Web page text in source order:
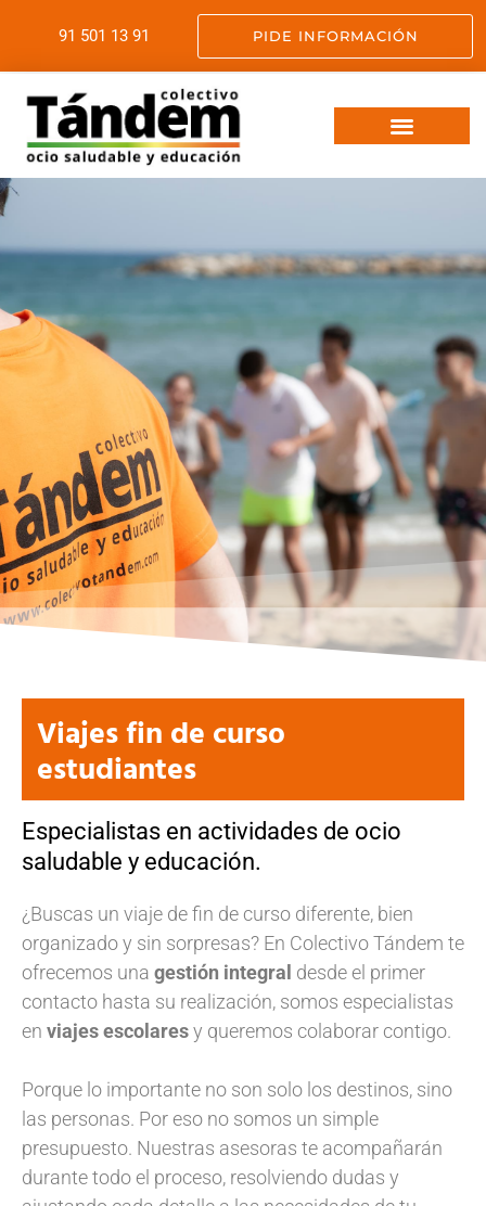
91 501 13 91 PIDE INFORMACIÓN
Viajes fin de curso
estudiantes
Especialistas en actividades de ocio
saludable y educación.
¿Buscas un viaje de fin de curso diferente, bien
organizado y sin sorpresas? En Colectivo Tándem te
ofrecemos una gestión integral desde el primer
contacto hasta su realización, somos especialistas
en viajes escolaresy queremos colaborar contigo.
Porque lo importante no son solo los destinos, sino
las personas. Por eso no somos un simple
presupuesto. Nuestras asesoras te acompañarán
durante todo el proceso, resolviendo dudas y